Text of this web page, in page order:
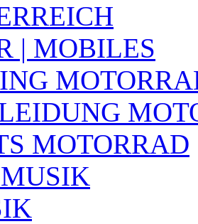
| MOBILES
MOTORRAD